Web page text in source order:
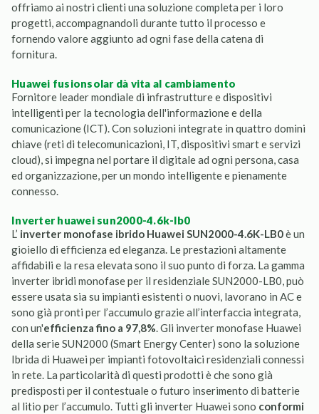
offriamo ai nostri clienti una soluzione completa per i loro
progetti, accompagnandoli durante tutto il processo e
fornendo valore aggiunto ad ogni fase della catena di
fornitura.
huawei fusionsolar dà vita al cambiamento
Fornitore leader mondiale di infrastrutture e dispositivi
intelligenti per la tecnologia dell'informazione e della
comunicazione (ICT). Con soluzioni integrate in quattro domini
chiave (reti di telecomunicazioni, IT, dispositivi smart e servizi
cloud), si impegna nel portare il digitale ad ogni persona, casa
ed organizzazione, per un mondo intelligente e pienamente
connesso.
inverter huawei sun2000-4.6k-lb0
L’ inverter monofase ibrido Huawei SUN2000-4.6K-LB0è un
gioiello di efficienza ed eleganza. Le prestazioni altamente
affidabili e la resa elevata sono il suo punto di forza. La gamma
inverter ibridi monofase per il residenziale SUN2000-LB0, può
essere usata sia su impianti esistenti o nuovi, lavorano in AC e
sono già pronti per l’accumulo grazie all’interfaccia integrata,
con un'efficienza fino a 97,8%. Gli inverter monofase Huawei
della serie SUN2000 (Smart Energy Center) sono la soluzione
Ibrida di Huawei per impianti fotovoltaici residenziali connessi
in rete. La particolarità di questi prodotti è che sono già
predisposti per il contestuale o futuro inserimento di batterie
al litio per l’accumulo. Tutti gli inverter Huawei sono conformi